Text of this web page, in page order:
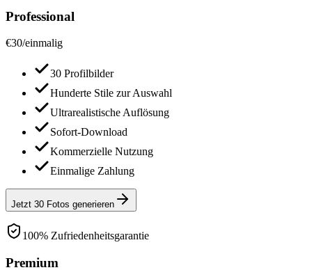
Professional
€30/einmalig
30 Profilbilder
Hunderte Stile zur Auswahl
Ultrarealistische Auflösung
Sofort-Download
Kommerzielle Nutzung
Einmalige Zahlung
Jetzt 30 Fotos generieren
100% Zufriedenheitsgarantie
Premium